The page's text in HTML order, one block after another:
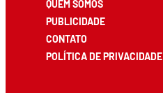
QUEM SOMOS
PUBLICIDADE
CONTATO
POLÍTICA DE PRIVACIDADE